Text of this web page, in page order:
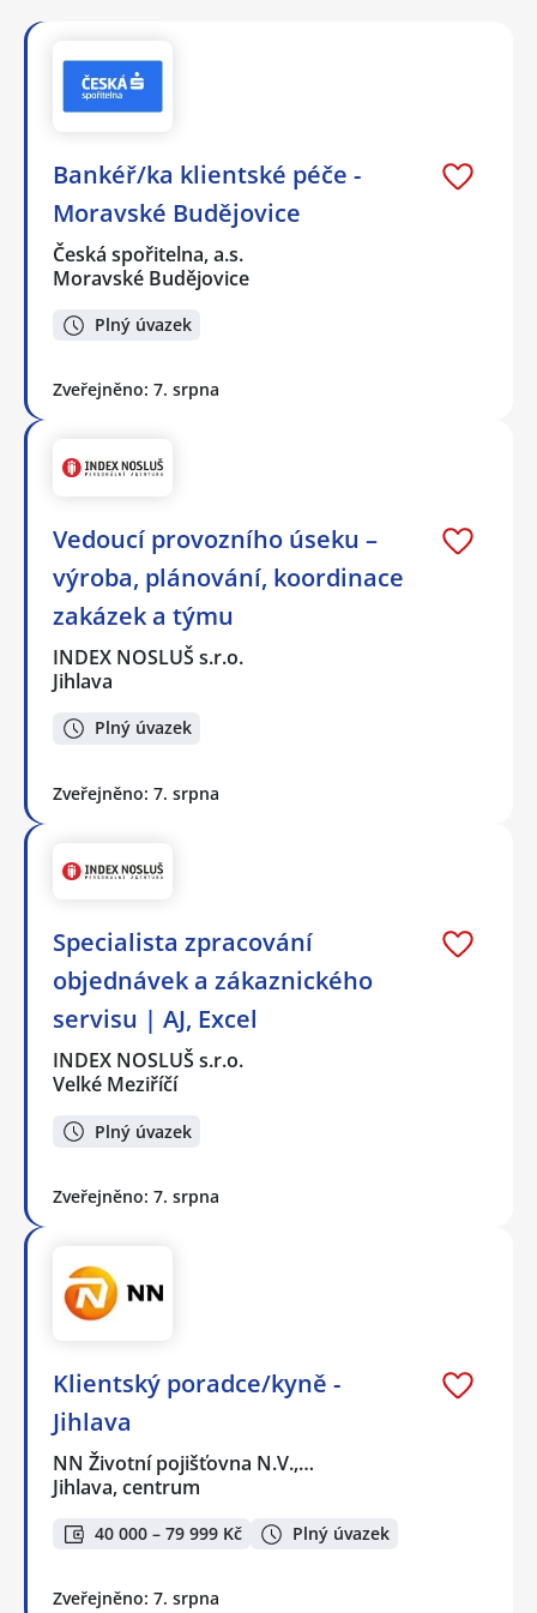
Bankéř/ka klientské péče -
Moravské Budějovice
Česká spořitelna, a.s.
Moravské Budějovice
Plný úvazek
Zveřejněno: 7. srpna
Vedoucí provozního úseku –
výroba, plánování, koordinace
zakázek a týmu
INDEX NOSLUŠ s.r.o.
Jihlava
Plný úvazek
Zveřejněno: 7. srpna
Specialista zpracování
objednávek a zákaznického
servisu | AJ, Excel
INDEX NOSLUŠ s.r.o.
Velké Meziříčí
Plný úvazek
Zveřejněno: 7. srpna
Klientský poradce/kyně -
Jihlava
NN Životní pojišťovna N.V.,…
Jihlava, centrum
40 000 – 79 999 Kč Plný úvazek
Zveřejněno: 7. srpna